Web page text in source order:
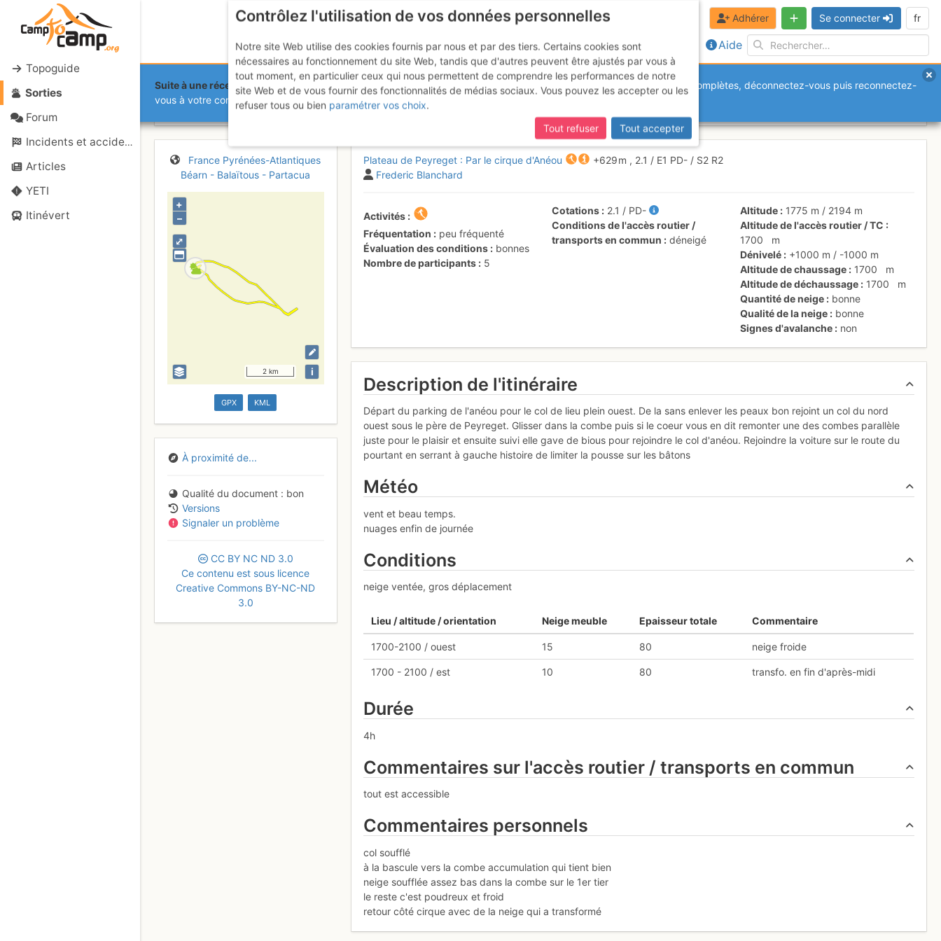
Topoguide
Sorties
Forum
Incidents et accidents
Articles
YETI
Itinévert
Aide
Adhérer Se connecter fr
Suite à une récente et importante mise à jour du site,si certaines pages ne sont plus accessibles, manquantes ou incomplètes, déconnectez-vous puis reconnectez-
vous à votre compte sur le site.
Cabane de pount Samedi 11 février 2017
France Pyrénées-Atlantiques
Béarn - Balaïtous - Partacua
⤢
+
–
2 km i
GPX KML
À proximité de...
Qualité du document
bon
Versions
Signaler un problème
CC BY NC ND 3.0
Ce contenu est sous licence
Creative Commons BY-NC-ND
3.0
Plateau de Peyreget : Par le cirque d'Anéou +629 m , 2.1 / E1 PD- / S2 R2
Frederic Blanchard
Activités
Fréquentation
peu fréquenté
Évaluation des conditions
bonnes
Nombre de participants
5
Cotations 2.1 / PD-
Conditions de l'accès routier /
transports en commun
déneigé
Altitude 1775 m / 2194 m
Altitude de l'accès routier / TC
1700
m
Dénivelé
+1000 m / -1000 m
Altitude de chaussage
1700
m
Altitude de déchaussage
1700
m
Quantité de neige
bonne
Qualité de la neige
bonne
Signes d'avalanche
non
Description de l'itinéraire
Départ du parking de l'anéou pour le col de lieu plein ouest. De la sans enlever les peaux bon rejoint un col du nord
ouest sous le père de Peyreget. Glisser dans la combe puis si le coeur vous en dit remonter une des combes parallèle
juste pour le plaisir et ensuite suivi elle gave de bious pour rejoindre le col d'anéou. Rejoindre la voiture sur le route du
pourtant en serrant à gauche histoire de limiter la pousse sur les bâtons
Météo
vent et beau temps.
nuages enfin de journée
Conditions
neige ventée, gros déplacement
Lieu / altitude / orientation Neige meuble Epaisseur totale Commentaire
1700-2100 / ouest 15 80 neige froide
1700 - 2100 / est 10 80 transfo. en fin d'après-midi
Durée
4h
Commentaires sur l'accès routier / transports en commun
tout est accessible
Commentaires personnels
col soufflé
à la bascule vers la combe accumulation qui tient bien
neige soufflée assez bas dans la combe sur le 1er tier
le reste c'est poudreux et froid
retour côté cirque avec de la neige qui a transformé
Contrôlez l'utilisation de vos données personnelles
Notre site Web utilise des cookies fournis par nous et par des tiers. Certains cookies sont
nécessaires au fonctionnement du site Web, tandis que d'autres peuvent être ajustés par vous à
tout moment, en particulier ceux qui nous permettent de comprendre les performances de notre
site Web et de vous fournir des fonctionnalités de médias sociaux. Vous pouvez les accepter ou les
refuser tous ou bien paramétrer vos choix.
Tout refuser
Tout accepter